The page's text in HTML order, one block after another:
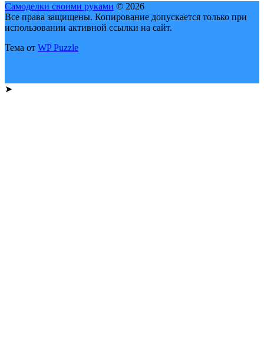
Самоделки своими руками © 2026
Все права защищены. Копирование допускается только при
использовании активной ссылки на сайт.
Тема от WP Puzzle
➤